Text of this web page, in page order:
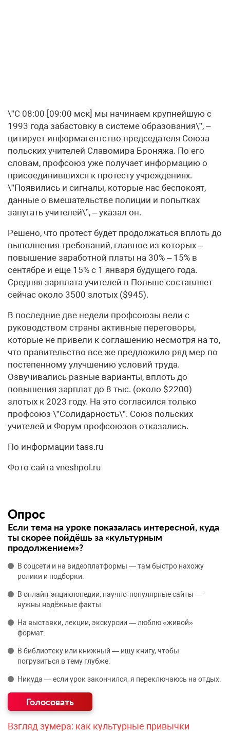
\”С 08:00 [09:00 мск] мы начинаем крупнейшую с
1993 года забастовку в системе образования\”, –
цитирует информагентство председателя Союза
польских учителей Славомира Броняжа. По его
словам, профсоюз уже получает информацию о
присоединившихся к протесту учреждениях.
\”Появились и сигналы, которые нас беспокоят,
данные о вмешательстве полиции и попытках
запугать учителей\”, – указал он.
Решено, что протест будет продолжаться вплоть до
выполнения требований, главное из которых –
повышение заработной платы на 30% – 15% в
сентябре и еще 15% с 1 января будущего года.
Средняя зарплата учителей в Польше составляет
сейчас около 3500 злотых ($945).
В последние две недели профсоюзы вели с
руководством страны активные переговоры,
которые не привели к соглашению несмотря на то,
что правительство все же предложило ряд мер по
постепенному улучшению условий труда.
Озвучивались разные варианты, вплоть до
повышения зарплат до 8 тыс. (около $2200)
злотых к 2023 году. На это согласился только
профсоюз \”Солидарность\”. Союз польских
учителей и Форум профсоюзов отказались.
По информации tass.ru
Фото сайта vneshpol.ru
Опрос
Если тема на уроке показалась интересной, куда
ты скорее пойдёшь за «культурным
продолжением»?
В соцсети и на видеоплатформы — там быстро нахожу
ролики и подборки.
В онлайн‑энциклопедии, научно‑популярные сайты —
нужны надёжные факты.
На выставки, лекции, экскурсии — люблю «живой»
формат.
В библиотеку или книжный — ищу книгу, чтобы
погрузиться в тему глубже.
Никуда — если урок закончился, я переключаюсь на отдых.
Взгляд зумера: как культурные привычки